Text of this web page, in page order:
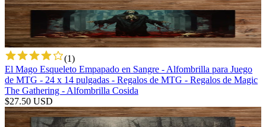
(1)
El Mago Esqueleto Empapado en Sangre - Alfombrilla para Juego
de MTG - 24 x 14 pulgadas - Regalos de MTG - Regalos de Magic
The Gathering - Alfombrilla Cosida
$27.50 USD